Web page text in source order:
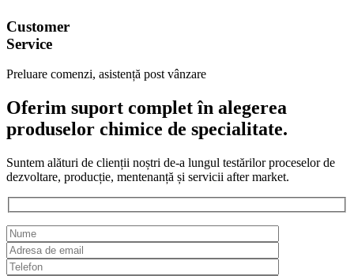
Customer
Service
Preluare comenzi, asistență post vânzare
Oferim suport complet în alegerea
produselor chimice de specialitate.
Suntem alături de clienții noștri de-a lungul testărilor proceselor de
dezvoltare, producție, mentenanță și servicii after market.